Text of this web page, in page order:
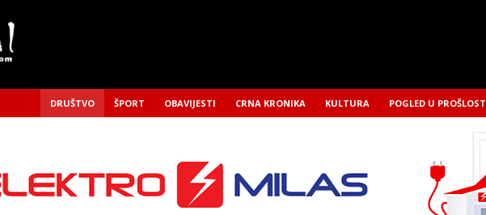
DRUŠTVO ŠPORT OBAVIJESTI CRNA KRONIKA KULTURA POGLED U PROŠLOST